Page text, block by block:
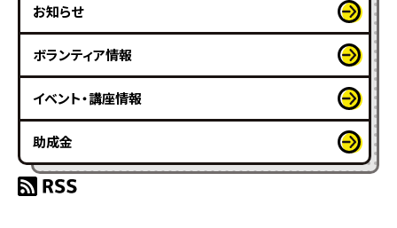
お知らせ
ボランティア情報
イベント・講座情報
助成金